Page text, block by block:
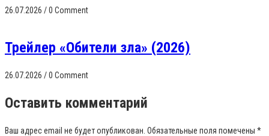
26.07.2026 /0 Comment
Трейлер «Обители зла» (2026)
26.07.2026 /0 Comment
Оставить комментарий
Ваш адрес email не будет опубликован. Обязательные поля помечены *